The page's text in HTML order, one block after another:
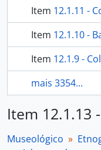
Item 12.1.11 -
Item 12.1.10 -
Item 12.1.9 -
mais 3354...
Item 12.1.13
Museológico